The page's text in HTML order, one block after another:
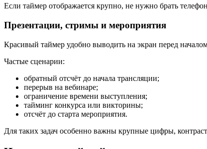
Если таймер отображается крупно, не нужно брать
Презентации, стримы и мероприятия
Красивый таймер удобно выводить на экран перед
Частые сценарии:
обратный отсчёт до начала трансляции;
перерыв на вебинаре;
ограничение времени выступления;
тайминг конкурса или викторины;
отсчёт до старта мероприятия.
Для таких задач особенно важны крупные цифры,